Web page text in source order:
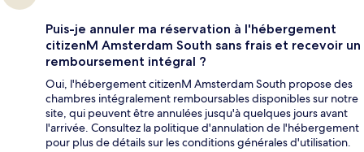
Puis-je annuler ma réservation à l'hébergement
citizenM Amsterdam South sans frais et recevoir un
remboursement intégral ?
Oui, l'hébergement citizenM Amsterdam South propose des
chambres intégralement remboursables disponibles sur notre
site, qui peuvent être annulées jusqu'à quelques jours avant
l'arrivée. Consultez la politique d'annulation de l'hébergement
pour plus de détails sur les conditions générales d'utilisation.